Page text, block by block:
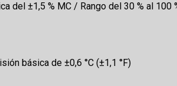
del ±1,5 % MC / Rango del 30 % al
básica de ±0,6 °C (±1,1 °F)